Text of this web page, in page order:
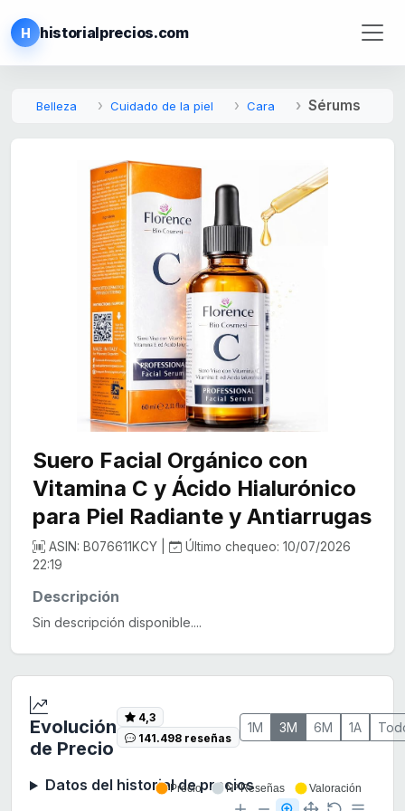
H historialprecios.com
Belleza Cuidado de la piel Cara Sérums
Suero Facial Orgánico con
Vitamina C y Ácido Hialurónico
para Piel Radiante y Antiarrugas
ASIN: B076611KCY |
Último chequeo: 10/07/2026
22:19
Descripción
Sin descripción disponible....
Evolución
de Precio
4,3
141.498 reseñas
1M 3M 6M 1A
Datos del historial de precios
Precio Nº Reseñas Valoración